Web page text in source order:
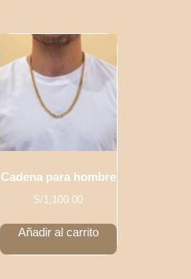
Cadena para hombre
S/1,100.00
Añadir al carrito